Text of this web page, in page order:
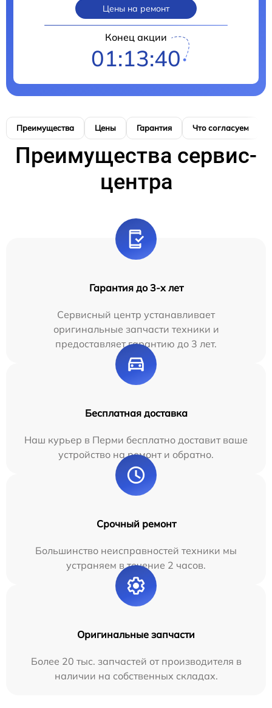
Цены на ремонт
Конец акции
01:13:39
Преимущества Цены Гарантия Что согласуем
Преимущества сервис-
центра
Гарантия до 3-х лет
Сервисный центр устанавливает
оригинальные запчасти техники и
предоставляет гарантию до 3 лет.
Бесплатная доставка
Наш курьер в Перми бесплатно доставит ваше
устройство на ремонт и обратно.
Срочный ремонт
Большинство неисправностей техники мы
устраняем в течение 2 часов.
Оригинальные запчасти
Более 20 тыс. запчастей от производителя в
наличии на собственных складах.